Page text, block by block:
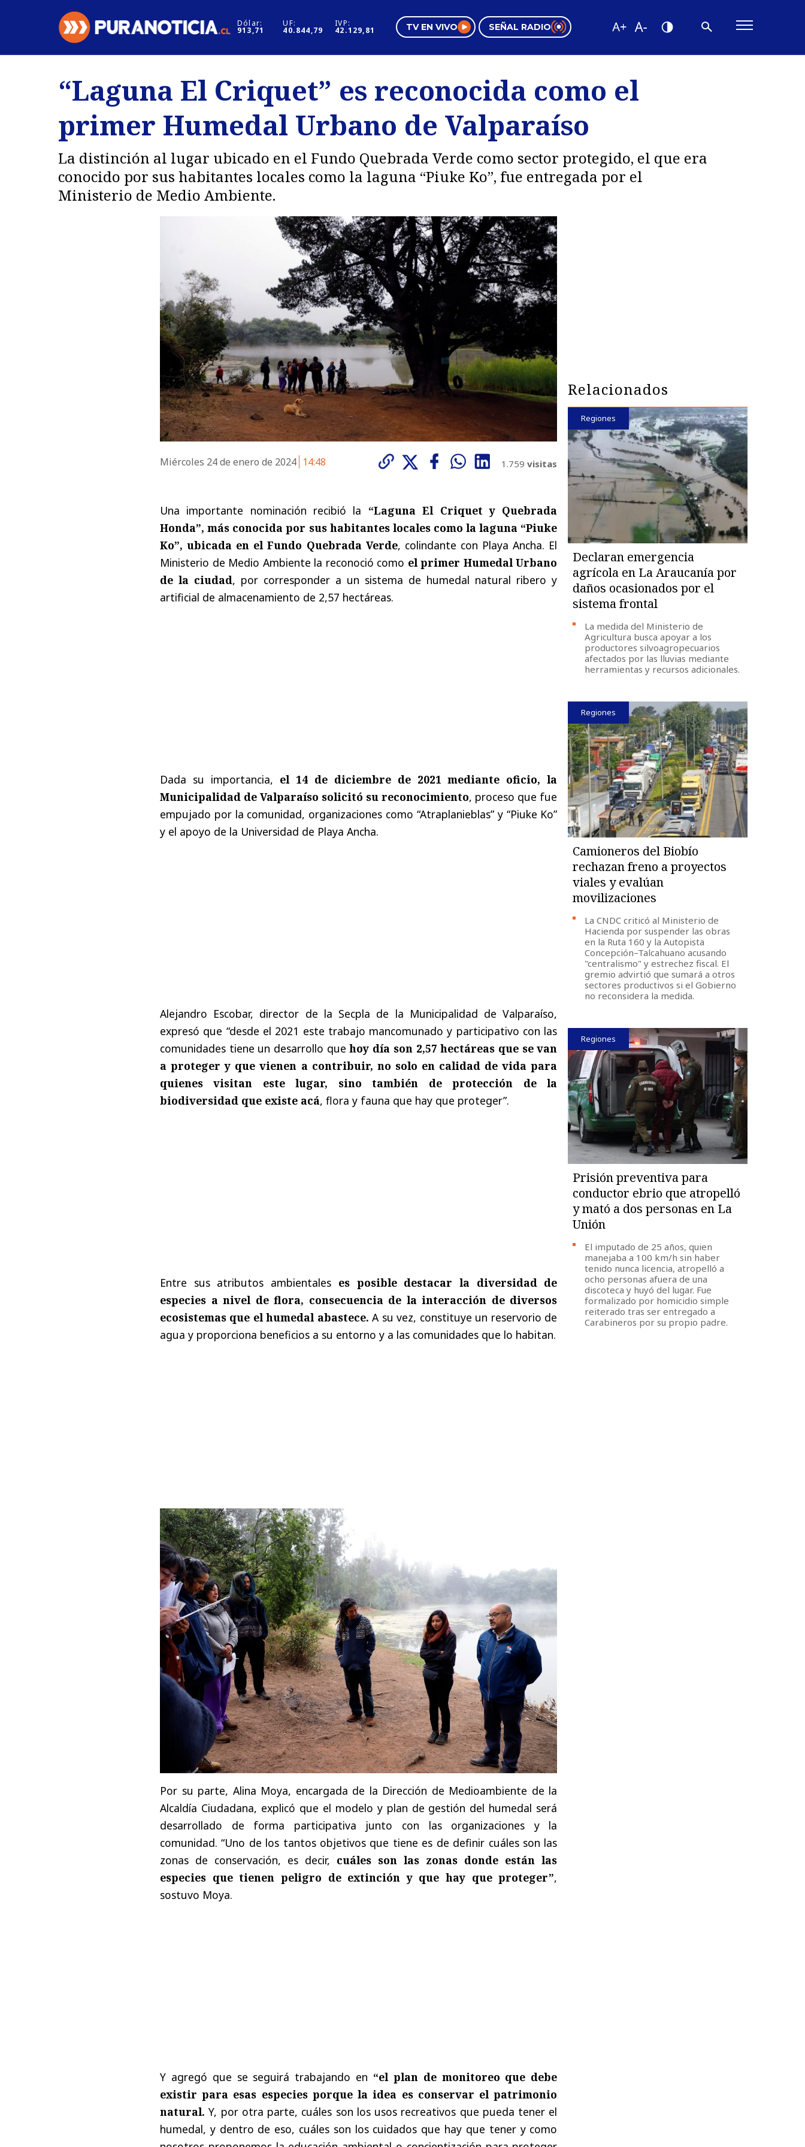
Dólar:
913,71
UF:
40.844,79
IVP:
42.129,81 TV EN VIVO SEÑAL RADIO
Regiones
Deportes
Internacional
Motores
Negocios
Pura Mujer
Tendencias
Videos
“Laguna El Criquet” es reconocida como el
primer Humedal Urbano de Valparaíso
La distinción al lugar ubicado en el Fundo Quebrada Verde como sector protegido, el que era
conocido por sus habitantes locales como la laguna “Piuke Ko”, fue entregada por el
Ministerio de Medio Ambiente.
Miércoles 24 de enero de 2024 14:48 1.759 visitas
Una importante nominación recibió la “Laguna El Criquet y Quebrada
Honda”, más conocida por sus habitantes locales como la laguna “Piuke
Ko”, ubicada en el Fundo Quebrada Verde, colindante con Playa Ancha. El
Ministerio de Medio Ambiente la reconoció como el primer Humedal Urbano
de la ciudad, por corresponder a un sistema de humedal natural ribero y
artificial de almacenamiento de 2,57 hectáreas.
Dada su importancia, el 14 de diciembre de 2021 mediante oficio, la
Municipalidad de Valparaíso solicitó su reconocimiento, proceso que fue
empujado por la comunidad, organizaciones como “Atraplanieblas” y “Piuke Ko”
y el apoyo de la Universidad de Playa Ancha.
Alejandro Escobar, director de la Secpla de la Municipalidad de Valparaíso,
expresó que “desde el 2021 este trabajo mancomunado y participativo con las
comunidades tiene un desarrollo quehoy día son 2,57 hectáreas que se van
a proteger y que vienen a contribuir, no solo en calidad de vida para
quienes visitan este lugar, sino también de protección de la
biodiversidad que existe acá, flora y fauna que hay que proteger”.
Entre sus atributos ambientales es posible destacar la diversidad de
especies a nivel de flora, consecuencia de la interacción de diversos
ecosistemas que el humedal abastece. A su vez, constituye un reservorio de
agua y proporciona beneficios a su entorno y a las comunidades que lo habitan.
Por su parte, Alina Moya, encargada de la Dirección de Medioambiente de la
Alcaldía Ciudadana, explicó que el modelo y plan de gestión del humedal será
desarrollado de forma participativa junto con las organizaciones y la
comunidad. “Uno de los tantos objetivos que tiene es de definir cuáles son las
zonas de conservación, es decir, cuáles son las zonas donde están las
especies que tienen peligro de extinción y que hay que proteger”,
sostuvo Moya.
Y agregó que se seguirá trabajando en “el plan de monitoreo que debe
existir para esas especies porque la idea es conservar el patrimonio
natural. Y, por otra parte, cuáles son los usos recreativos que pueda tener el
humedal, y dentro de eso, cuáles son los cuidados que hay que tener y como
Relacionados
Regiones
Declaran emergencia
agrícola en La Araucanía por
daños ocasionados por el
sistema frontal
La medida del Ministerio de
Agricultura busca apoyar a los
productores silvoagropecuarios
afectados por las lluvias mediante
herramientas y recursos adicionales.
Regiones
Camioneros del Biobío
rechazan freno a proyectos
viales y evalúan
movilizaciones
La CNDC criticó al Ministerio de
Hacienda por suspender las obras
en la Ruta 160 y la Autopista
Concepción–Talcahuano acusando
"centralismo" y estrechez fiscal. El
gremio advirtió que sumará a otros
sectores productivos si el Gobierno
no reconsidera la medida.
Regiones
Prisión preventiva para
conductor ebrio que atropelló
y mató a dos personas en La
Unión
El imputado de 25 años, quien
manejaba a 100 km/h sin haber
tenido nunca licencia, atropelló a
ocho personas afuera de una
discoteca y huyó del lugar. Fue
formalizado por homicidio simple
reiterado tras ser entregado a
Carabineros por su propio padre.